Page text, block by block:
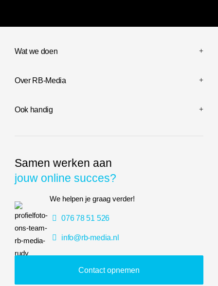
Samen werken aan
jouw online succes?
We helpen je graag verder!
076 78 51 526
info@rb-media.nl
Contact opnemen
Wat we doen
Over RB-Media
Ook handig